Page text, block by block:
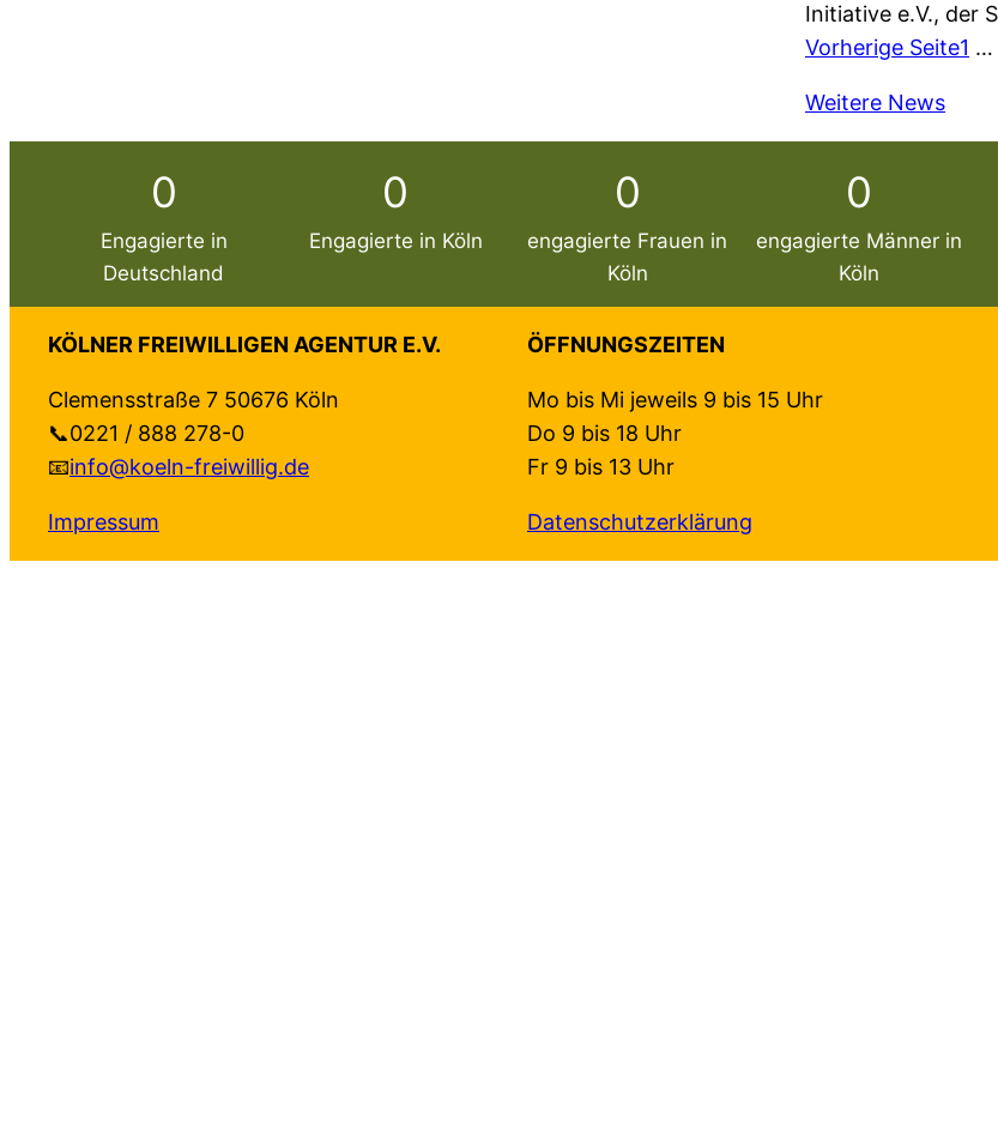
Initiative e.V., der
Vorherige Seite1 …
Weitere News
0
Engagierte in
Deutschland
0
Engagierte in Köln
0
engagierte Frauen in
Köln
0
engagierte Männer in
Köln
KÖLNER FREIWILLIGEN AGENTUR E.V.
Clemensstraße 7 50676 Köln
📞0221 / 888 278-0
📧info@koeln-freiwillig.de
Impressum
ÖFFNUNGSZEITEN
Mo bis Mi jeweils 9 bis 15 Uhr
Do 9 bis 18 Uhr
Fr 9 bis 13 Uhr
Datenschutzerklärung